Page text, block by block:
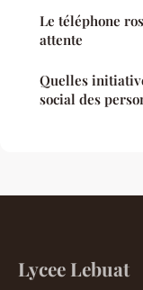
Le téléphone
attente
Quelles
social des
Lycee Lebuat